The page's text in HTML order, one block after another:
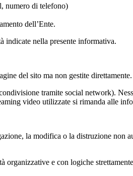
numero di telefono)
dell’Ente.
indicate nella presente informativa.
del sito ma non gestite direttamente.
tramite social network).
video utilizzate si rimanda alle
la modifica o la distruzione non
e con logiche